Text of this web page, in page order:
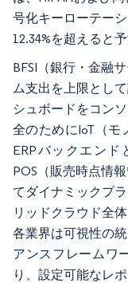
号化キーローテー
12.34%を超えると
BFSI（銀行・金融
ム支出を上限とし
シュボードをコン
全のためにIoT（モ
ERPバックエン
POS（販売時点情
てダイナミックプ
リッドクラウド全
各業界は可視性の
アンスフレームワ
り、設定可能なレ